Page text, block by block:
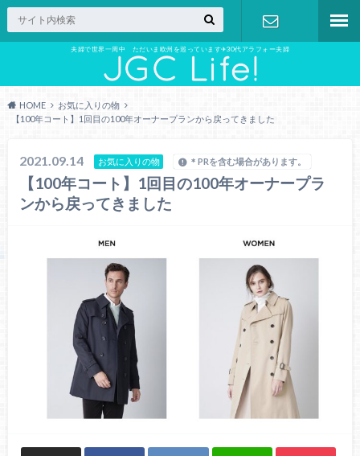
夫婦で世界一周中 ただいま欧州を巡っています✈︎30代アラフォー夫婦
お問い合わ
HOME
お気に入りの物
【100年コート】1回目の100年オーナープランから戻ってきました
2021.09.14 お気に入りの物 ＊PRを含む場合があります。
【100年コート】1回目の100年オーナープラ
ンから戻ってきました